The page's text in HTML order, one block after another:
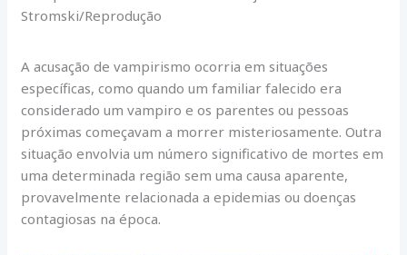
Stromski/Reprodução
A acusação de vampirismo ocorria em situações
específicas, como quando um familiar falecido era
considerado um vampiro e os parentes ou pessoas
próximas começavam a morrer misteriosamente. Outra
situação envolvia um número significativo de mortes em
uma determinada região sem uma causa aparente,
provavelmente relacionada a epidemias ou doenças
contagiosas na época.